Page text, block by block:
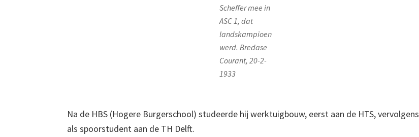
Scheffer mee in
ASC 1, dat
landskampioen
werd. Bredase
Courant, 20-2-
1933
Na de HBS (Hogere Burgerschool) studeerde hij werktuigbouw, eerst aan de HTS, vervolgens
als spoorstudent aan de TH Delft.